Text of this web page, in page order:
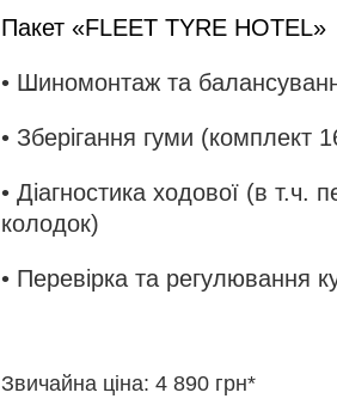
Пакет «FLEET TYRE HOTEL»
• Шиномонтаж та
• Зберігання гуми (комплект
• Діагностика ходової (в т.ч.
колодок)
• Перевірка та регулювання
Звичайна ціна: 4 890 грн*